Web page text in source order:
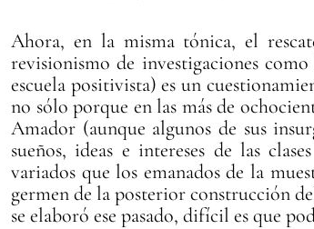
Ahora, en la misma tónica, el
revisionismo de investigaciones
escuela positivista) es un
no sólo porque en las más de
Amador (aunque algunos de sus
sueños, ideas e intereses de las
variados que los emanados de la
germen de la posterior construcción
se elaboró ese pasado, difícil es que